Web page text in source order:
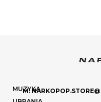
M:
MUZYKA